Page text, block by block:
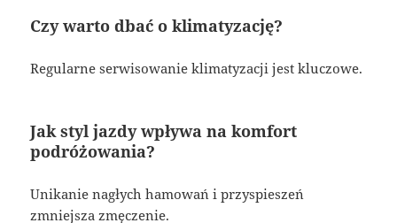
Czy warto dbać o klimatyzację?
Regularne serwisowanie klimatyzacji jest kluczowe.
Jak styl jazdy wpływa na komfort
podróżowania?
Unikanie nagłych hamowań i przyspieszeń
zmniejsza zmęczenie.